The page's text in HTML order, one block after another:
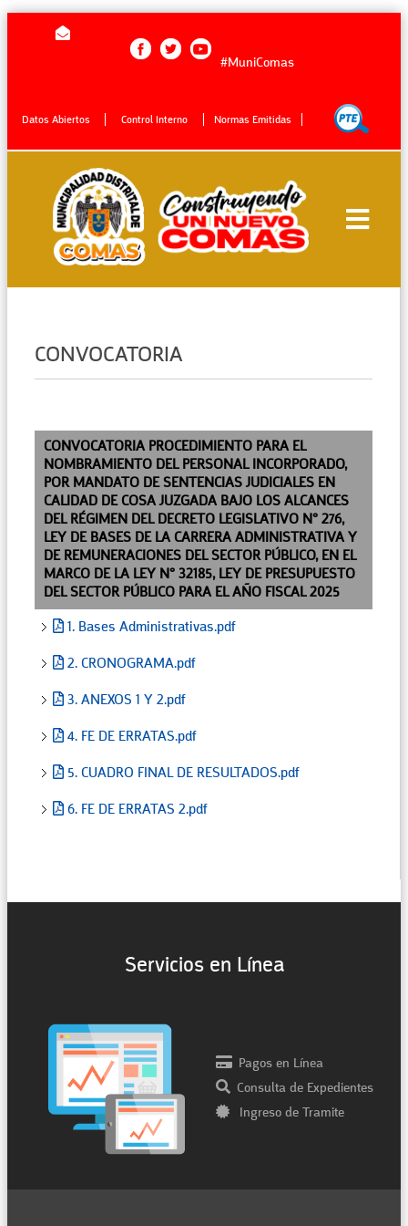
#MuniComas
Datos Abiertos Control Interno Normas Emitidas
CONVOCATORIA
CONVOCATORIA PROCEDIMIENTO PARA EL
NOMBRAMIENTO DEL PERSONAL INCORPORADO,
POR MANDATO DE SENTENCIAS JUDICIALES EN
CALIDAD DE COSA JUZGADA BAJO LOS ALCANCES
DEL RÉGIMEN DEL DECRETO LEGISLATIVO N° 276,
LEY DE BASES DE LA CARRERA ADMINISTRATIVA Y
DE REMUNERACIONES DEL SECTOR PÚBLICO, EN EL
MARCO DE LA LEY N° 32185, LEY DE PRESUPUESTO
DEL SECTOR PÚBLICO PARA EL AÑO FISCAL 2025
1. Bases Administrativas.pdf
2. CRONOGRAMA.pdf
3. ANEXOS 1 Y 2.pdf
4. FE DE ERRATAS.pdf
5. CUADRO FINAL DE RESULTADOS.pdf
6. FE DE ERRATAS 2.pdf
Servicios en Línea
Pagos en Línea
Consulta de Expedientes
Ingreso de Tramite